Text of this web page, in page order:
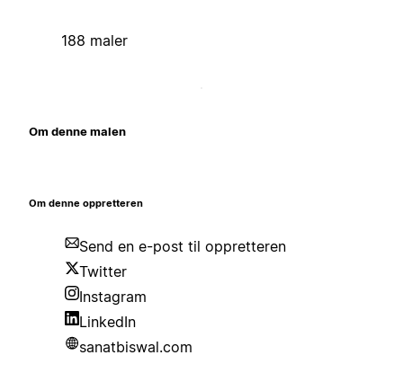
188 maler
Om denne malen
Om denne oppretteren
Send en e-post til oppretteren
Twitter
Instagram
LinkedIn
sanatbiswal.com